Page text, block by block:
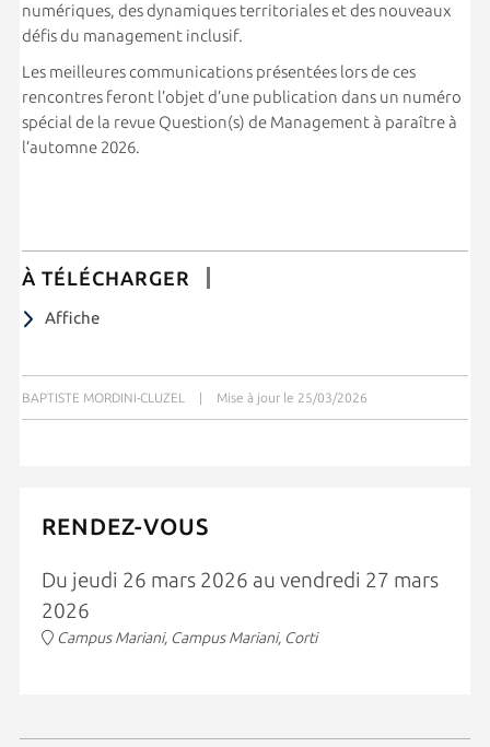
numériques, des dynamiques territoriales et des nouveaux
défis du management inclusif.
Les meilleures communications présentées lors de ces
rencontres feront l’objet d’une publication dans un numéro
spécial de la revue Question(s) de Management à paraître à
l’automne 2026.
À TÉLÉCHARGER
Affiche
BAPTISTE MORDINI-CLUZEL | Mise à jour le 25/03/2026
RENDEZ-VOUS
Du jeudi 26 mars 2026 au vendredi 27 mars
2026
Campus Mariani, Campus Mariani, Corti